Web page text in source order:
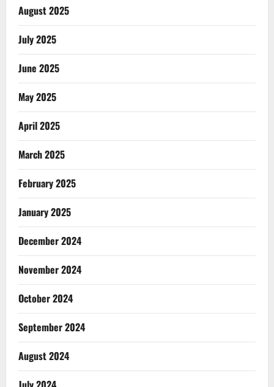
August 2025
July 2025
June 2025
May 2025
April 2025
March 2025
February 2025
January 2025
December 2024
November 2024
October 2024
September 2024
August 2024